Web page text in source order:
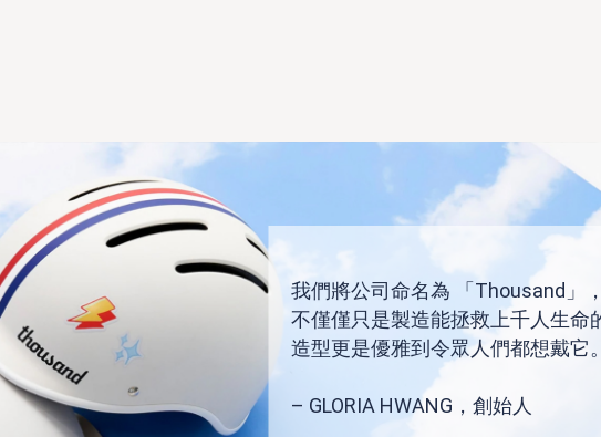
我們將公司命名為 「Thousand」
不僅僅只是製造能拯救上千人生命
造型更是優雅到令眾人們都想戴它
– GLORIA HWANG，創始人